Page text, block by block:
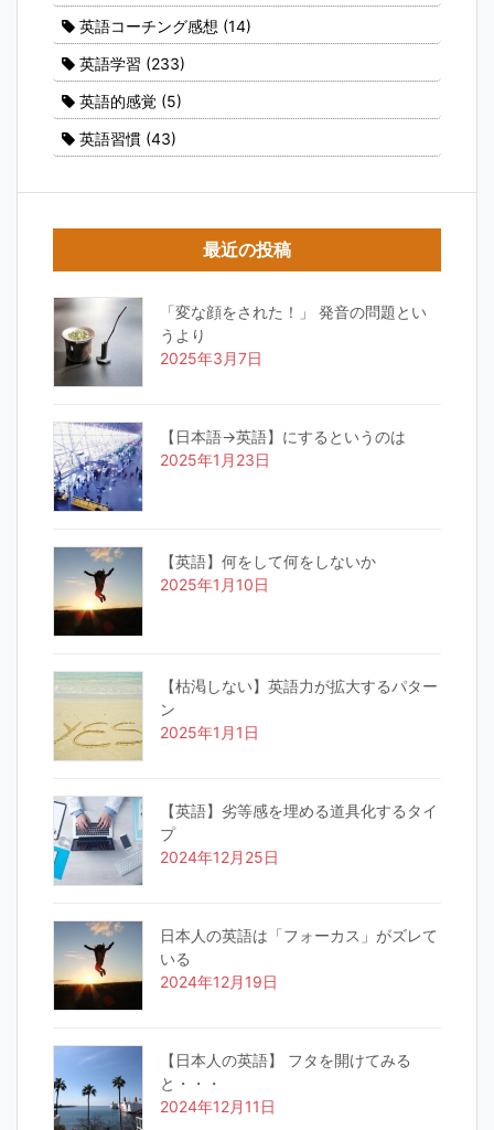
英語コーチング感想 (14)
英語学習 (233)
英語的感覚 (5)
英語習慣 (43)
最近の投稿
「変な顔をされた！」 発音の問題とい
うより
2025年3月7日
【日本語→英語】にするというのは
2025年1月23日
【英語】何をして何をしないか
2025年1月10日
【枯渇しない】英語力が拡大するパター
ン
2025年1月1日
【英語】劣等感を埋める道具化するタイ
プ
2024年12月25日
日本人の英語は「フォーカス」がズレて
いる
2024年12月19日
【日本人の英語】 フタを開けてみる
と・・・
2024年12月11日